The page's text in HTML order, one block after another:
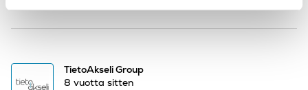
TietoAkseli Group
8 vuotta sitten